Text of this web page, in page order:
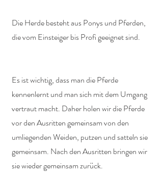
Die Herde besteht aus Ponys und Pferden,
die vom Einsteiger bis Profi geeignet sind.
Es ist wichtig, dass man die Pferde
kennenlernt und man sich mit dem Umgang
vertraut macht. Daher holen wir die Pferde
vor den Ausritten gemeinsam von den
umliegenden Weiden, putzen und satteln sie
gemeinsam. Nach den Ausritten bringen wir
sie wieder gemeinsam zurück.